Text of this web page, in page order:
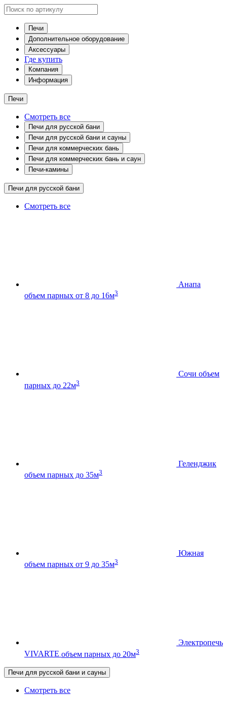
Печи
Дополнительное оборудование
Аксессуары
Где купить
Компания
Информация
Печи
Смотреть все
Печи для русской бани
Печи для русской бани и сауны
Печи для коммерческих бань
Печи для коммерческих бань и саун
Печи-камины
Печи для русской бани
Смотреть все
Анапа
объем парных от 8 до 16м3
Сочи объем
парных до 22м3
Геленджик
объем парных до 35м3
Южная
объем парных от 9 до 35м3
Электропечь
VIVARTE объем парных до 20м3
Печи для русской бани и сауны
Смотреть все